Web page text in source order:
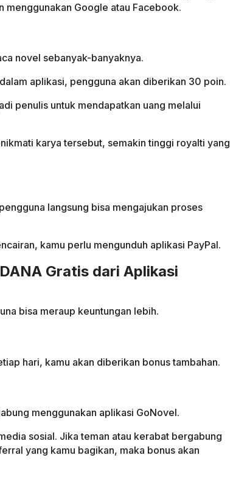
menggunakan Google atau Facebook.
novel sebanyak-banyaknya.
aplikasi, pengguna akan diberikan 30 poin.
penulis untuk mendapatkan uang melalui
karya tersebut, semakin tinggi royalti yang
langsung bisa mengajukan proses
kamu perlu mengunduh aplikasi PayPal.
Gratis dari Aplikasi
bisa meraup keuntungan lebih.
hari, kamu akan diberikan bonus tambahan.
menggunakan aplikasi GoNovel.
sosial. Jika teman atau kerabat bergabung
yang kamu bagikan, maka bonus akan